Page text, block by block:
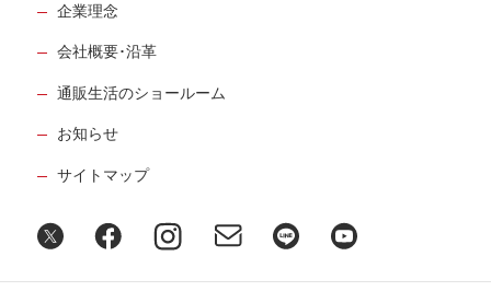
企業理念
会社概要･沿革
通販生活のショールーム
お知らせ
サイトマップ